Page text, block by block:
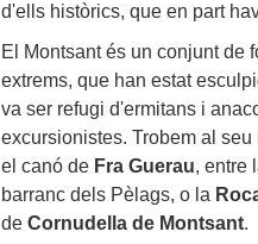
d'ells històrics, que en part
El Montsant és un conjunt de
extrems, que han estat
va ser refugi d'ermitans i
excursionistes. Trobem al
el canó de Fra Guerau, entre
barranc dels Pèlags, o la
de Cornudella de Montsant.